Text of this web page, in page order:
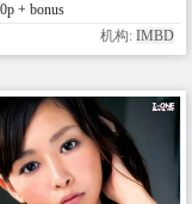
+ bonus
机构: IMBD